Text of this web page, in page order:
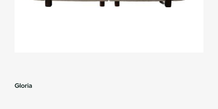
Gloria